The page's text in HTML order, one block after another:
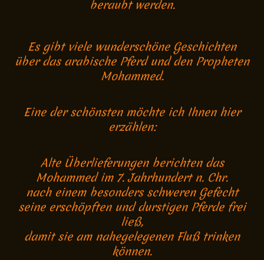
beraubt werden.
Es gibt viele wunderschöne Geschichten
über das arabische Pferd und den Propheten
Mohammed.
Eine der schönsten möchte ich Ihnen hier
erzählen:
Alte Überlieferungen berichten das
Mohammed im 7. Jahrhundert n. Chr.
nach einem besonders schweren Gefecht
seine erschöpften und durstigen Pferde frei
ließ,
damit sie am nahegelegenen Fluß trinken
können.